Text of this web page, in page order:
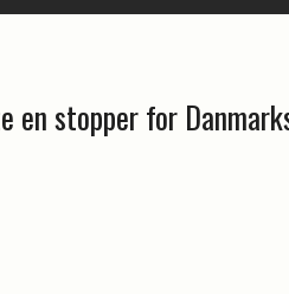
en stopper for